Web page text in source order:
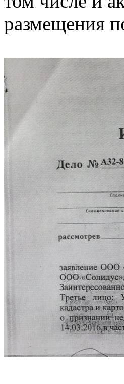
размещения